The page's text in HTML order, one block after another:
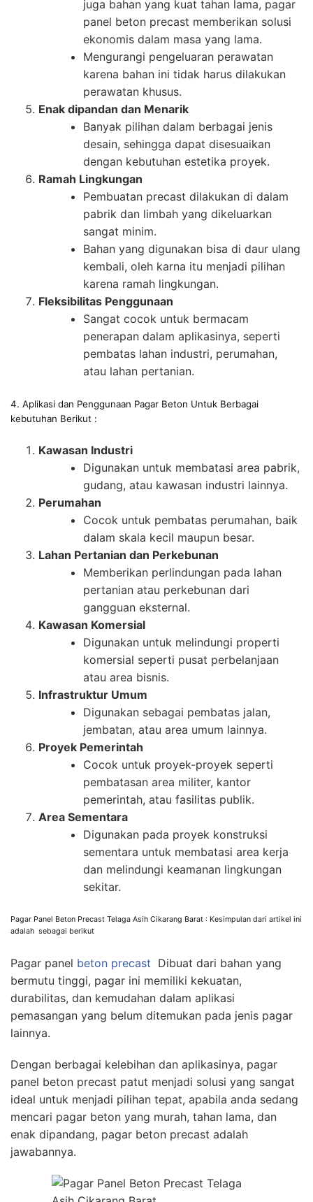
juga bahan yang kuat tahan lama, pagar
panel beton precast memberikan solusi
ekonomis dalam masa yang lama.
Mengurangi pengeluaran perawatan
karena bahan ini tidak harus dilakukan
perawatan khusus.
Enak dipandan dan Menarik
Banyak pilihan dalam berbagai jenis
desain, sehingga dapat disesuaikan
dengan kebutuhan estetika proyek.
Ramah Lingkungan
Pembuatan precast dilakukan di dalam
pabrik dan limbah yang dikeluarkan
sangat minim.
Bahan yang digunakan bisa di daur ulang
kembali, oleh karna itu menjadi pilihan
karena ramah lingkungan.
Fleksibilitas Penggunaan
Sangat cocok untuk bermacam
penerapan dalam aplikasinya, seperti
pembatas lahan industri, perumahan,
atau lahan pertanian.
4. Aplikasi dan Penggunaan Pagar Beton Untuk Berbagai
kebutuhan Berikut :
Kawasan Industri
Digunakan untuk membatasi area pabrik,
gudang, atau kawasan industri lainnya.
Perumahan
Cocok untuk pembatas perumahan, baik
dalam skala kecil maupun besar.
Lahan Pertanian dan Perkebunan
Memberikan perlindungan pada lahan
pertanian atau perkebunan dari
gangguan eksternal.
Kawasan Komersial
Digunakan untuk melindungi properti
komersial seperti pusat perbelanjaan
atau area bisnis.
Infrastruktur Umum
Digunakan sebagai pembatas jalan,
jembatan, atau area umum lainnya.
Proyek Pemerintah
Cocok untuk proyek-proyek seperti
pembatasan area militer, kantor
pemerintah, atau fasilitas publik.
Area Sementara
Digunakan pada proyek konstruksi
sementara untuk membatasi area kerja
dan melindungi keamanan lingkungan
sekitar.
Pagar Panel Beton Precast Telaga Asih Cikarang Barat : Kesimpulan dari artikel ini
adalah sebagai berikut
Pagar panel beton precast Dibuat dari bahan yang
bermutu tinggi, pagar ini memiliki kekuatan,
durabilitas, dan kemudahan dalam aplikasi
pemasangan yang belum ditemukan pada jenis pagar
lainnya.
Dengan berbagai kelebihan dan aplikasinya, pagar
panel beton precast patut menjadi solusi yang sangat
ideal untuk menjadi pilihan tepat, apabila anda sedang
mencari pagar beton yang murah, tahan lama, dan
enak dipandang, pagar beton precast adalah
jawabannya.